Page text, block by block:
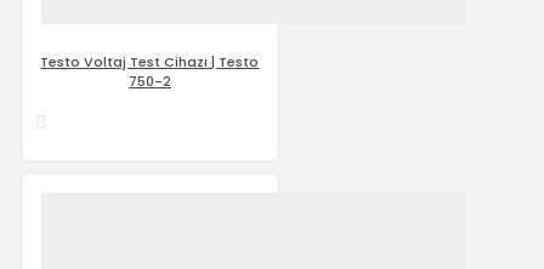
Testo Voltaj Test Cihazı | Testo
750-2